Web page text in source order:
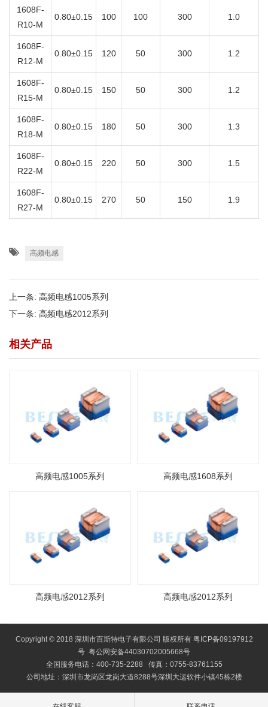
1608F-
R10-M
0.80±0.15 100 100 300 1.0
1608F-
R12-M
0.80±0.15 120 50 300 1.2
1608F-
R15-M
0.80±0.15 150 50 300 1.2
1608F-
R18-M
0.80±0.15 180 50 300 1.3
1608F-
R22-M
0.80±0.15 220 50 300 1.5
1608F-
R27-M
0.80±0.15 270 50 150 1.9
高频电感
上一条: 高频电感1005系列
下一条: 高频电感2012系列
相关产品
高频电感1005系列 高频电感1608系列
高频电感2012系列 高频电感2012系列
Copyright © 2018 深圳市百斯特电子有限公司 版权所有 粤ICP备09197912
号 粤公网安备44030702005668号
全国服务电话：400-735-2288 传真：0755-83761155
公司地址：深圳市龙岗区龙岗大道8288号深圳大运软件小镇45栋2楼